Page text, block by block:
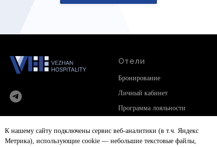
Icon8
Иллюстрации Freepik
Отели
Бронирование
Личный кабинет
Программа лояльности
К нашему сайту подключены сервис веб-аналитики (в т.ч. Яндекс
Метрика), использующие cookie — небольшие текстовые файлы,